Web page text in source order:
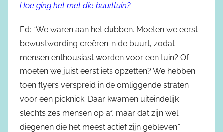
Hoe ging het met die buurttuin?
Ed: “We waren aan het dubben. Moeten we eerst
bewustwording creëren in de buurt, zodat
mensen enthousiast worden voor een tuin? Of
moeten we juist eerst iets opzetten? We hebben
toen flyers verspreid in de omliggende straten
voor een picknick. Daar kwamen uiteindelijk
slechts zes mensen op af, maar dat zijn wel
diegenen die het meest actief zijn gebleven.”